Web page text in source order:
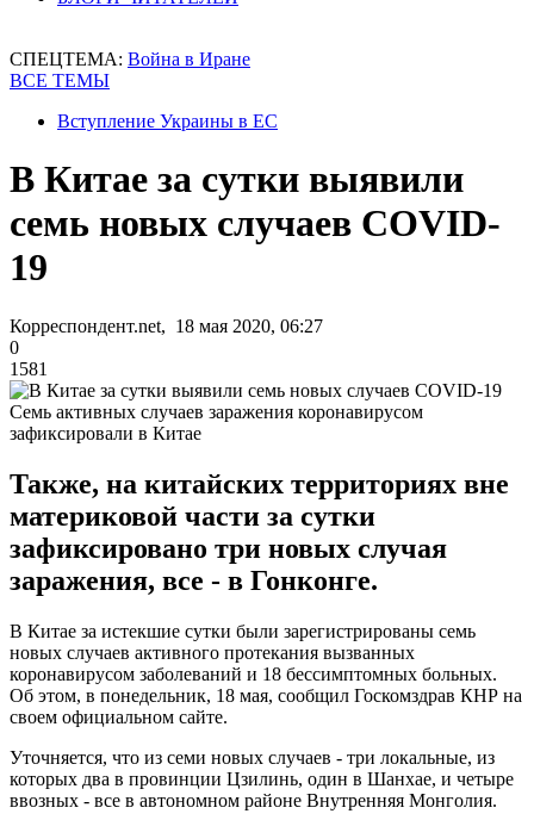
СПЕЦТЕМА: Война в Иране
ВСЕ ТЕМЫ
Вступление Украины в ЕС
В Китае за сутки выявили
семь новых случаев COVID-
19
Корреспондент.net, 18 мая 2020, 06:27
0
1581
Семь активных случаев заражения коронавирусом
зафиксировали в Китае
Также, на китайских территориях вне
материковой части за сутки
зафиксировано три новых случая
заражения, все - в Гонконге.
В Китае за истекшие сутки были зарегистрированы семь
новых случаев активного протекания вызванных
коронавирусом заболеваний и 18 бессимптомных больных.
Об этом, в понедельник, 18 мая, сообщил Госкомздрав КНР на
своем официальном сайте.
Уточняется, что из семи новых случаев - три локальные, из
которых два в провинции Цзилинь, один в Шанхае, и четыре
ввозных - все в автономном районе Внутренняя Монголия.